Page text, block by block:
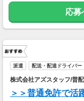
応募
派遣 配送・配達ドライバー
株式会社アズスタッフ/普
＞＞普通免許で活